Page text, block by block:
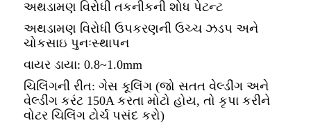
અથડામણ વિરોધી તકનીકની શોધ પેટન્ટ
અથડામણ વિરોધી ઉપકરણની ઉચ્ચ ઝડપ અને
ચોકસાઇ પુનઃસ્થાપન
વાયર ડાયા: 0.8~1.0mm
ચિલિંગની રીત: ગેસ કૂલિંગ (જો સતત વેલ્ડીંગ અને
વેલ્ડીંગ કરંટ 150A કરતા મોટો હોય, તો કૃપા કરીને
વોટર ચિલિંગ ટોર્ચ પસંદ કરો)